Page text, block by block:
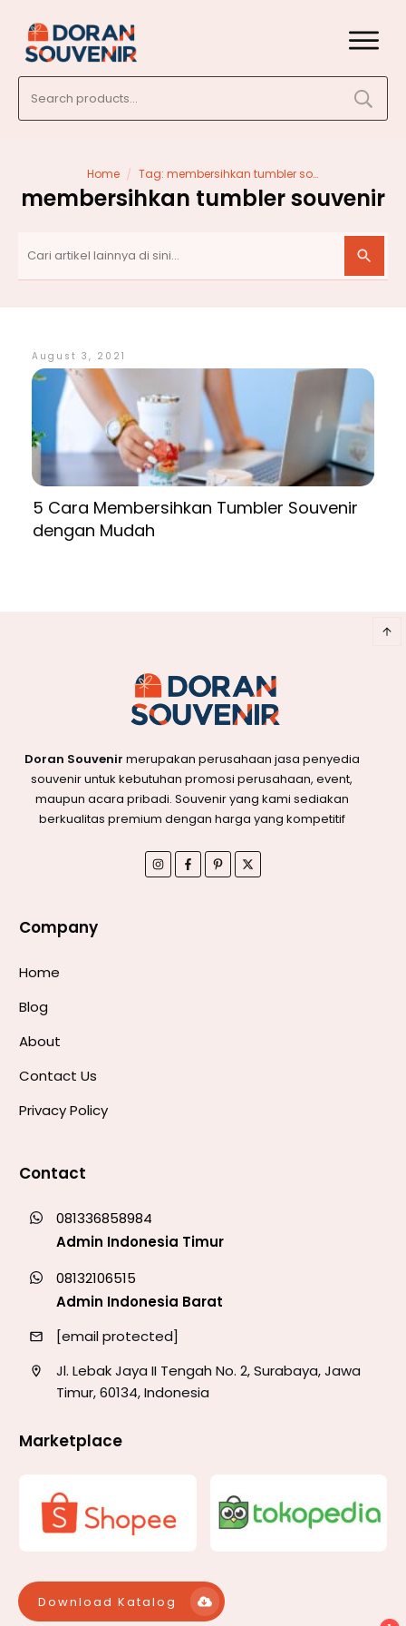
for:
Home / Tag: membersihkan tumbler souvenir
membersihkan tumbler souvenir
August 3, 2021
5 Cara Membersihkan Tumbler Souvenir
dengan Mudah
Doran Souvenir merupakan perusahaan jasa penyedia
souvenir untuk kebutuhan promosi perusahaan, event,
maupun acara pribadi. Souvenir yang kami sediakan
berkualitas premium dengan harga yang kompetitif
Company
Home
Blog
About
Contact Us
Privacy Policy
Contact
081336858984
Admin Indonesia Timur
08132106515
Admin Indonesia Barat
[email protected]
Jl. Lebak Jaya II Tengah No. 2, Surabaya, Jawa
Timur, 60134, Indonesia
Marketplace
Download Katalog